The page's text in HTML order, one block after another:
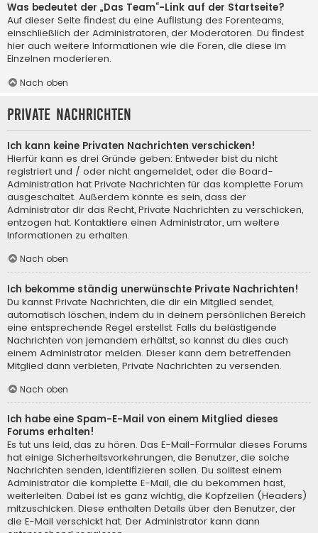
Was bedeutet der „Das Team“-Link auf der Startseite?
Auf dieser Seite findest du eine Auflistung des Forenteams,
einschließlich der Administratoren, der Moderatoren. Du findest
hier auch weitere Informationen wie die Foren, die diese im
Einzelnen moderieren.
Nach oben
Private Nachrichten
Ich kann keine Privaten Nachrichten verschicken!
Hierfür kann es drei Gründe geben: Entweder bist du nicht
registriert und / oder nicht angemeldet, oder die Board-
Administration hat Private Nachrichten für das komplette Forum
ausgeschaltet. Außerdem könnte es sein, dass der
Administrator dir das Recht, Private Nachrichten zu verschicken,
entzogen hat. Kontaktiere einen Administrator, um weitere
Informationen zu erhalten.
Nach oben
Ich bekomme ständig unerwünschte Private Nachrichten!
Du kannst Private Nachrichten, die dir ein Mitglied sendet,
automatisch löschen, indem du in deinem persönlichen Bereich
eine entsprechende Regel erstellst. Falls du belästigende
Nachrichten von jemandem erhältst, so kannst du dies auch
einem Administrator melden. Dieser kann dem betreffenden
Mitglied dann verbieten, Private Nachrichten zu versenden.
Nach oben
Ich habe eine Spam-E-Mail von einem Mitglied dieses
Forums erhalten!
Es tut uns leid, das zu hören. Das E-Mail-Formular dieses Forums
hat einige Sicherheitsvorkehrungen, die Benutzer, die solche
Nachrichten senden, identifizieren sollen. Du solltest einem
Administrator die komplette E-Mail, die du bekommen hast,
weiterleiten. Dabei ist es ganz wichtig, die Kopfzeilen (Headers)
mitzuschicken. Diese enthalten Details über den Benutzer, der
die E-Mail verschickt hat. Der Administrator kann dann